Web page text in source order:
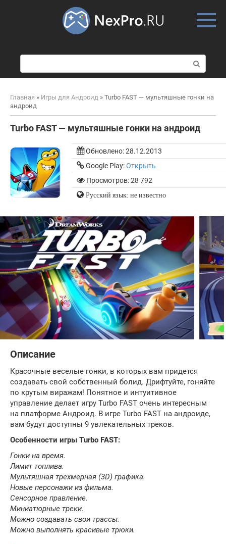
о
и
к
Главная » Игры для Андроид » Turbo FAST — мультяшные гонки на
андроид
Turbo FAST — мультяшные гонки на андроид
Обновлено:28.12.2013
Google Play:Открыть
Просмотров: 28 792
Русский язык: не известно
Описание
Красочные веселые гонки, в которых вам придется
создавать свой собственный болид. Дрифтуйте, гоняйте
по крутым виражам! Понятное и интуитивное
управление делает игру Turbo FAST очень интересным
на платформе Андроид. В игре Turbo FAST на андроиде,
вам будут доступны 9 увлекательных треков.
Особенности игры Turbo FAST:
Гонки на время.
Лимит топлива.
Мультяшная трехмерная (3D) графика.
Новые персонажи из фильма.
Сенсорное правление.
Миниатюрные треки.
Можно создавать свои трассы.
Можно выполнять красивые трюки.